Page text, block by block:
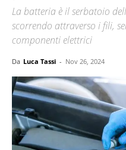
La batteria è il serbatoio
scorrendo attraverso i fili,
componenti elettrici
Da Luca Tassi - Nov 26, 2024